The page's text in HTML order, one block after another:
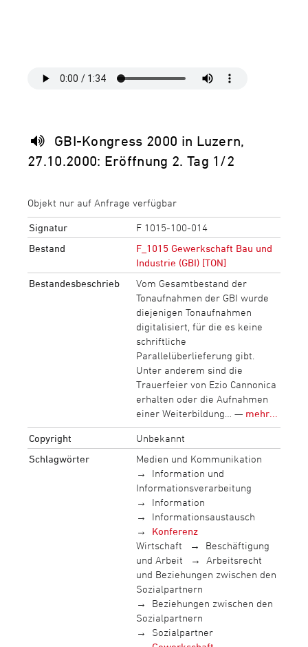
GBI-Kongress 2000 in Luzern,
27.10.2000: Eröffnung 2. Tag 1/2
Objekt nur auf Anfrage verfügbar
Signatur
F 1015-100-014
Bestand
F_1015 Gewerkschaft Bau und
Industrie (GBI) [TON]
Bestandesbeschrieb
Vom Gesamtbestand der
Tonaufnahmen der GBI wurde
diejenigen Tonaufnahmen
digitalisiert, für die es keine
schriftliche
Parallelüberlieferung gibt.
Unter anderem sind die
Trauerfeier von Ezio Cannonica
erhalten oder die Aufnahmen
einer Weiterbildung… — mehr...
Copyright
Unbekannt
Schlagwörter
Medien und Kommunikation
Information und
Informationsverarbeitung
Information
Informationsaustausch
Konferenz
Wirtschaft
Beschäftigung
und Arbeit
Arbeitsrecht
und Beziehungen zwischen den
Sozialpartnern
Beziehungen zwischen den
Sozialpartnern
Sozialpartner